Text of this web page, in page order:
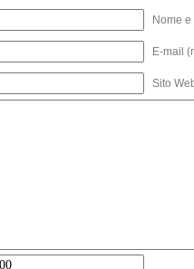
Nome
E-mail
Sito